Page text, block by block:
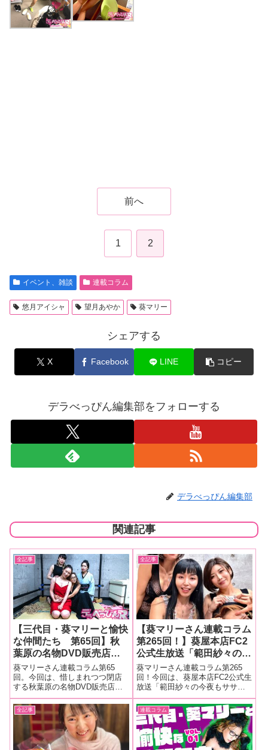
前へ
1 2
イベント、雑談 連載コラム
悠月アイシャ 望月あやか 葵マリー
シェアする
X Facebook LINE コピー
デラべっぴん編集部をフォローする
デラべっぴん編集部
関連記事
全記事
【三代目・葵マリーと愉快
な仲間たち 第65回】秋
葉原の名物DVD販売店・
SUNSHOPのラストイベン
ト！ 飛室イヴ先生、荊子
先生、モデルにあかねちゃ
んを迎えた雪村流緊縛撮影
会の様子を大量画像でリポ
ート！
葵マリーさん連載コラム第65
回。今回は、惜しまれつつ閉店
する秋葉原の名物DVD販売店・
SUNSHOPのラストイベン
ト！ 飛室イヴ先生、荊子先
生、モデルにあかねちゃんを迎
えた雪村流緊縛撮影会の様子を
大量画像でリポート！■マリーさ
んの今までの連
全記事
【葵マリーさん連載コラム
第265回！】葵屋本店FC2
公式生放送「範田紗々の今
夜もササごはん」アメリカ
からやってきた、まりかさ
んゲスト回の現場をレポー
ト！
葵マリーさん連載コラム第265
回！今回は、葵屋本店FC2公式生
放送「範田紗々の今夜もササご
はん」アメリカからやってき
た、まりかさんゲスト回の現場
をレポート！■マリーさんの今ま
での連載はこちら 葵屋本店FC2
公式生放送「範田紗々の今夜も
ササご
全記事 連載コラム